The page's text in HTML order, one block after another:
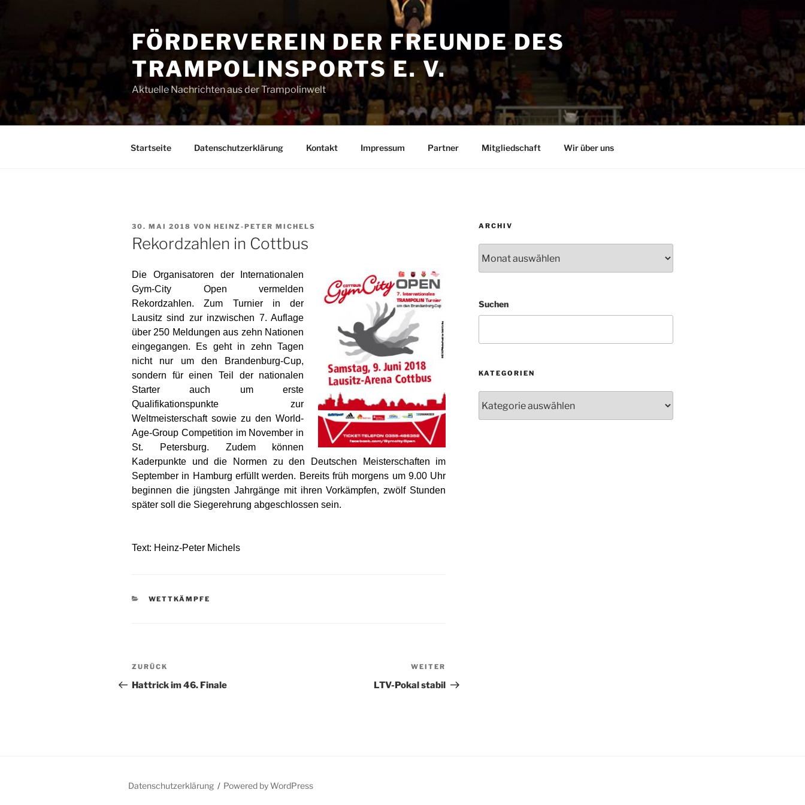
FÖRDERVEREIN DER FREUNDE DES
TRAMPOLINSPORTS E. V.
Aktuelle Nachrichten aus der Trampolinwelt
Startseite Datenschutzerklärung Kontakt Impressum Partner Mitgliedschaft Wir über uns
VERÖFFENTLICHT
AM
30. MAI 2018 VON HEINZ-PETER MICHELS
Rekordzahlen in Cottbus
Die Organisatoren der Internationalen
Gym-City Open vermelden
Rekordzahlen. Zum Turnier in der
Lausitz sind zur inzwischen 7. Auflage
über 250 Meldungen aus zehn Nationen
eingegangen. Es geht in zehn Tagen
nicht nur um den Brandenburg-Cup,
sondern für einen Teil der nationalen
Starter auch um erste
Qualifikationspunkte zur
Weltmeisterschaft sowie zu den World-
Age-Group Competition im November in
St. Petersburg. Zudem können
Kaderpunkte und die Normen zu den Deutschen Meisterschaften im
September in Hamburg erfüllt werden. Bereits früh morgens um 9.00 Uhr
beginnen die jüngsten Jahrgänge mit ihren Vorkämpfen, zwölf Stunden
später soll die Siegerehrung abgeschlossen sein.
Text: Heinz-Peter Michels
KATEGORIEN
WETTKÄMPFE
Beitragsnavigation
Vorheriger
Beitrag
ZURÜCK
Hattrick im 46. Finale
Beitrag
WEITER
LTV-Pokal stabil
ARCHIV
Suchen
KATEGORIEN
Datenschutzerklärung Powered by WordPress